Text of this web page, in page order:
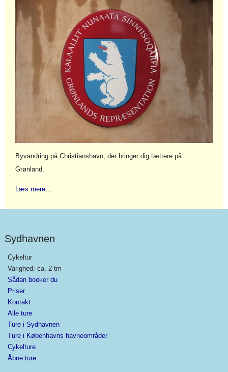
Byvandring på Christianshavn, der bringer dig tættere på
Grønland.
Læs mere…
Sydhavnen
Cykeltur
Varighed: ca. 2 tm
Sådan booker du
Priser
Kontakt
Alle ture
Ture i Sydhavnen
Ture i Københavns havneområder
Cykelture
Åbne ture